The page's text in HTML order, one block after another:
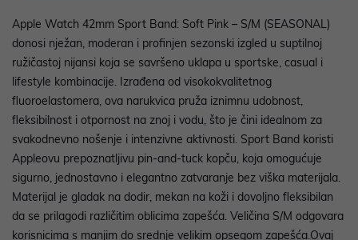
Apple Watch 42mm Sport Band: Soft Pink – S/M (SEASONAL)
donosi nježan, moderan i profinjen sezonski izgled u suptilnoj
ružičastoj nijansi koja se savršeno uklapa u sportske, casual i
lifestyle kombinacije. Izrađena od visokokvalitetnog
fluoroelastomera, ova narukvica pruža iznimnu udobnost,
fleksibilnost i otpornost na znoj i vodu, što je čini idealnom za
svakodnevno nošenje i intenzivne aktivnosti. Sport Band koristi
Appleovu prepoznatljivu pin-and-tuck kopču, koja omogućuje
sigurno, jednostavno i elegantno zatvaranje bez viška materijala.
Materijal je gladak na dodir, mekan na koži i dovoljno fleksibilan
da se prilagodi različitim oblicima zapešća. Veličina S/M odgovara
korisnicima s manjim do srednje velikim opsegom zapešća.Ovaj